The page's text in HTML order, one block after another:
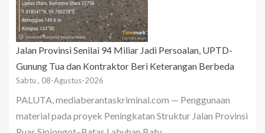
Jalan Provinsi Senilai 94 Miliar Jadi Persoalan, UPTD-
Gunung Tua dan Kontraktor Beri Keterangan Berbeda
Sabtu , 08-Agustus-2026
PALUTA, mediaberantaskriminal.com — Penggunaan
material pada proyek Peningkatan Struktur Jalan Provinsi